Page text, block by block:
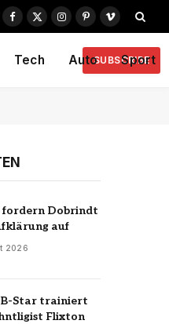
Facebook
X
Instagram
PinterestVimeo
Tech Auto Sport
SUBSCRIBE
fordern Dobrindt
auf
2026
Star trainiert
Flixton